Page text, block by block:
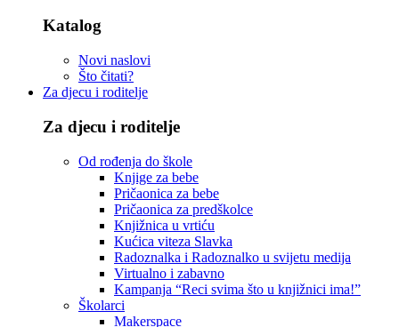
Katalog
Novi naslovi
Što čitati?
Za djecu i roditelje
Za djecu i roditelje
Od rođenja do škole
Knjige za bebe
Pričaonica za bebe
Pričaonica za predškolce
Knjižnica u vrtiću
Kućica viteza Slavka
Radoznalka i Radoznalko u svijetu medija
Virtualno i zabavno
Kampanja “Reci svima što u knjižnici ima!”
Školarci
Makerspace